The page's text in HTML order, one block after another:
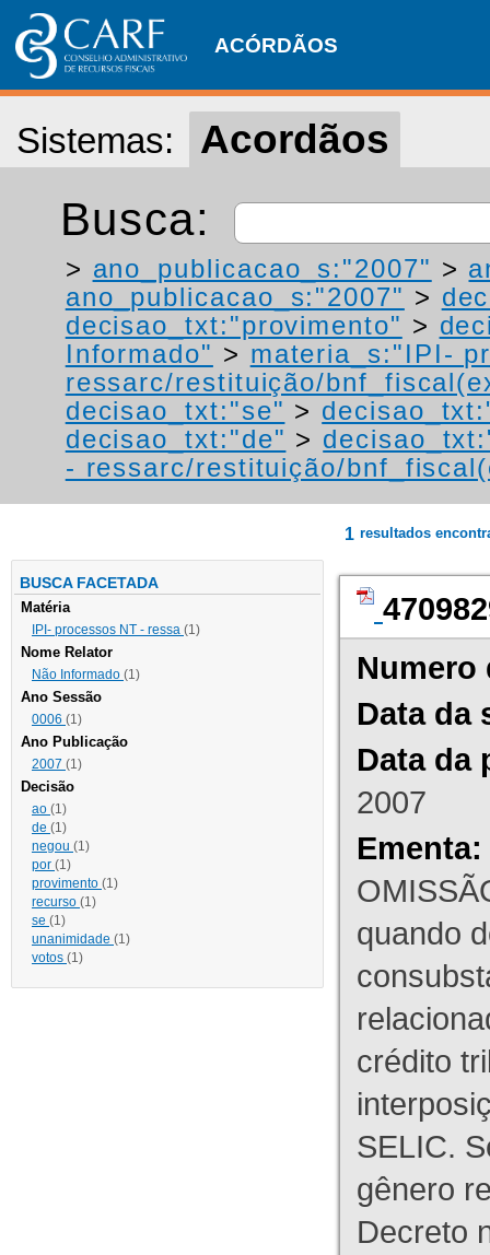
ACÓRDÃOS
Sistemas: Acordãos
Busca:
> ano_publicacao_s:"2007" >
ano_publicacao_s:"2007" >
decisao_txt:"provimento" >
Informado" > materia_s:"IPI-
ressarc/restituição/
decisao_txt:"se" >
decisao_txt:"de" >
- ressarc/restituição/
BUSCA FACETADA
Matéria
IPI- processos NT - ressa (1)
Nome Relator
Não Informado (1)
Ano Sessão
0006 (1)
Ano Publicação
2007 (1)
Decisão
ao (1)
de (1)
negou (1)
por (1)
provimento (1)
recurso (1)
se (1)
unanimidade (1)
votos (1)
1 resultados
Numero
Data da
Data da
2007
Ementa:
quando
crédito
SELIC.
gênero
Decreto